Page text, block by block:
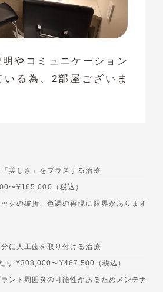
やコミュニケーション
いる為、2部屋ございま
美しさ」をプラスする治療
〜¥165,000（税込）
クの破折、色調の再現に限界があります
に人工歯を取り付ける治療
り ¥308,000〜¥467,500（税込）
ント周囲炎の可能性があるためメンテナン